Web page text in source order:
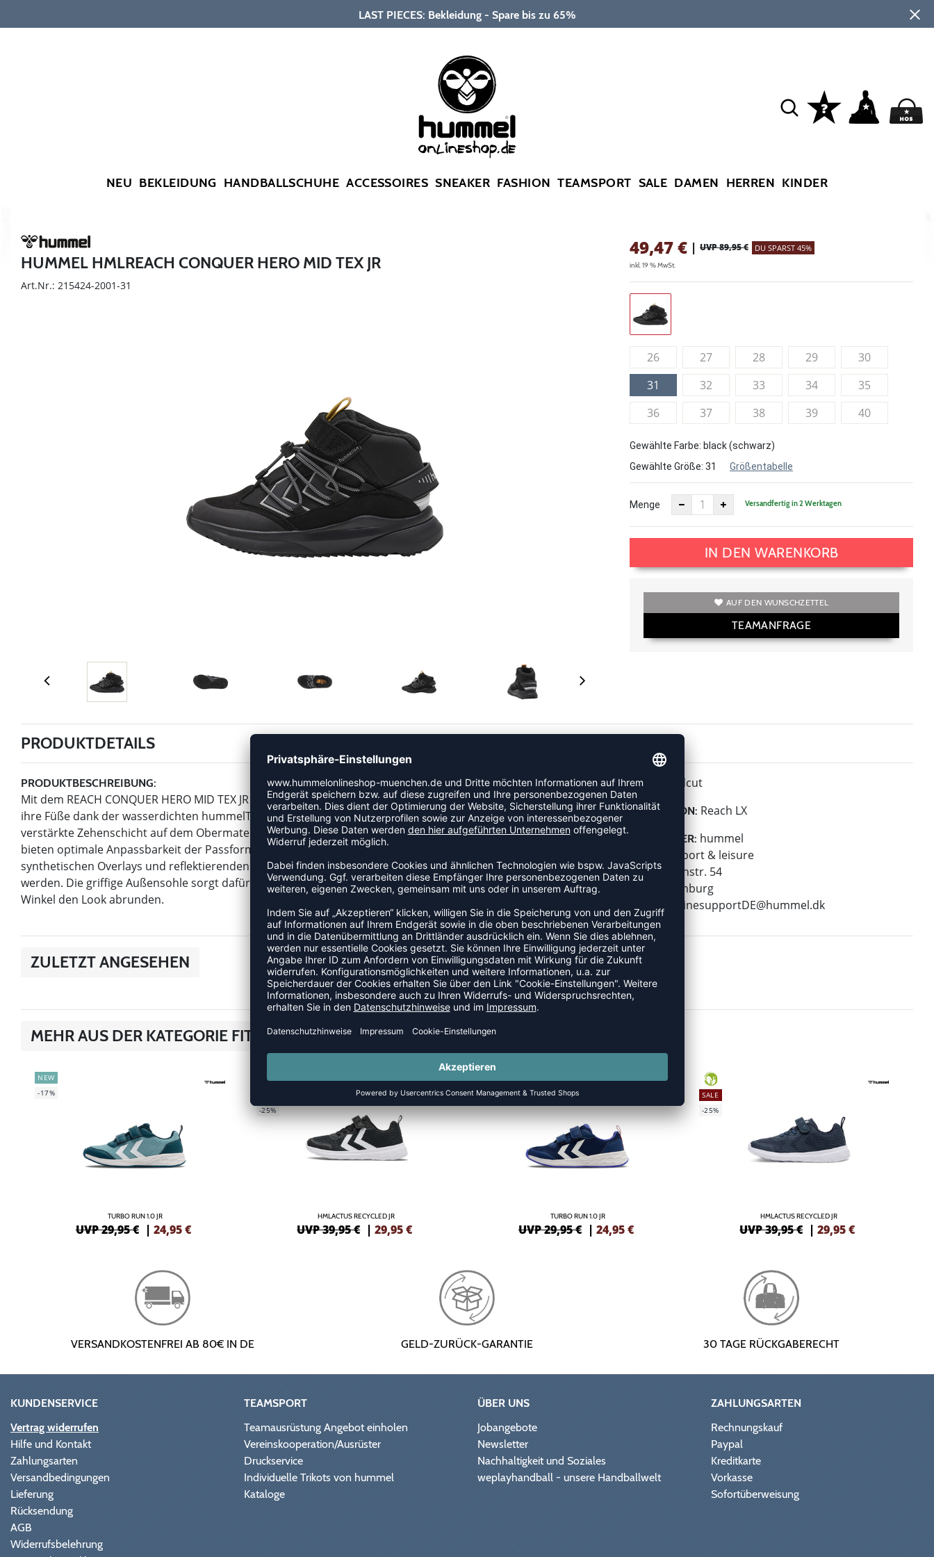
LAST PIECES: Bekleidung - Spare bis zu 65%
NEU BEKLEIDUNG HANDBALLSCHUHE ACCESSOIRES SNEAKER FASHION TEAMSPORT SALE DAMEN HERREN KINDER
HUMMEL HMLREACH CONQUER HERO MID TEX JR
Art.Nr.: 215424-2001-31
49,47€ | UVP 89,95 € DU SPARST 45%
inkl. 19 % MwSt.
26 27 28 29
30
31
32 33 34
35
36
37 38 39 40
Gewählte Farbe: black (schwarz)
Gewählte Größe: 31 Größentabelle
Menge Versandfertig in 2 Werktagen
IN DEN WARENKORB
AUF DEN WUNSCHZETTEL
TEAMANFRAGE
PRODUKTDETAILS
PRODUKTBESCHREIBUNG:
Mit dem REACH CONQUER HERO MID TEX JR Sneakerboot können Kinder mühelos die Natur erkunden. Er hält
ihre Füße dank der wasserdichten hummelTEX-Membran warm und trocken, mit zusätzlichem Schutz durch eine
verstärkte Zehenschicht auf dem Obermaterial. Ein abschneibarer Klettverschluss und elastische Schnürsenkel
bieten optimale Anpassbarkeit der Passform. Das Obermaterial aus Ripstop-Nylon und Polyester mit
synthetischen Overlays und reflektierenden Details sorgt für einen wirklich einzigartigen Stil, den Kinder lieben
werden. Die griffige Außensohle sorgt dafür, dass sie nicht ins Rutschen geraten, während klassische hummel®
Winkel den Look abrunden.
HÖHE: Midcut
KOLLEKTION: Reach LX
HERSTELLER: hummel
hummel sport & leisure
Leverkusenstr. 54
22761 Hamburg
E-Mail:
onlinesupportDE@hummel.dk
ZULETZT ANGESEHEN
MEHR AUS DER KATEGORIE FITNESSSCHUHE
NEW
-17%
TURBO RUN 1.0 JR
UVP 29,95 € | 24,95€
GREEN
-25%
HMLACTUS RECYCLED JR
UVP 39,95 € |29,95€
-17%
TURBO RUN 1.0 JR
UVP 29,95 € | 24,95€
GREEN
SALE
-25%
HMLACTUS RECYCLED JR
UVP 39,95 € |29,95€
VERSANDKOSTENFREI AB 80€ IN DE GELD-ZURÜCK-GARANTIE 30 TAGE RÜCKGABERECHT
KUNDENSERVICE
Vertrag widerrufen
Hilfe und Kontakt
Zahlungsarten
Versandbedingungen
Lieferung
Rücksendung
AGB
Widerrufsbelehrung
TEAMSPORT
Teamausrüstung Angebot einholen
Vereinskooperation/Ausrüster
Druckservice
Individuelle Trikots von hummel
Kataloge
ÜBER UNS
Jobangebote
Newsletter
Nachhaltigkeit und Soziales
weplayhandball - unsere Handballwelt
ZAHLUNGSARTEN
Rechnungskauf
Paypal
Kreditkarte
Vorkasse
Sofortüberweisung